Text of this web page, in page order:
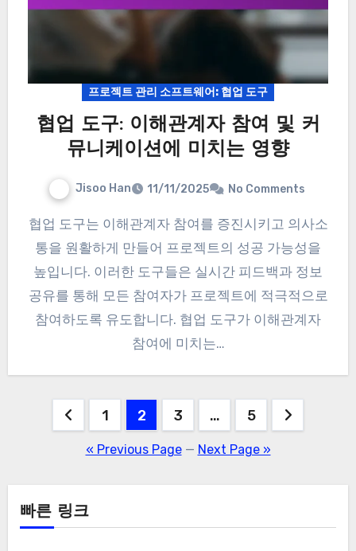
프로젝트 관리 소프트웨어: 협업 도구
협업 도구: 이해관계자 참여 및 커
뮤니케이션에 미치는 영향
Jisoo Han 11/11/2025 No Comments
협업 도구는 이해관계자 참여를 증진시키고 의사소
통을 원활하게 만들어 프로젝트의 성공 가능성을
높입니다. 이러한 도구들은 실시간 피드백과 정보
공유를 통해 모든 참여자가 프로젝트에 적극적으로
참여하도록 유도합니다. 협업 도구가 이해관계자
참여에 미치는…
Posts
pagination
1 2 3 … 5
« Previous Page— Next Page »
빠른 링크